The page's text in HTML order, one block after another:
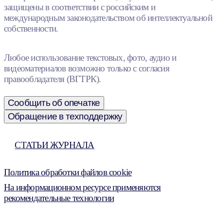
защищены в соответствии с российским и
международным законодательством об интеллектуальной
собственности.
Любое использование текстовых, фото, аудио и
видеоматериалов возможно только с согласия
правообладателя (ВГТРК).
Сообщить об опечатке
Обращение в техподдержку
СТАТЬИ ЖУРНАЛА
Политика обработки файлов cookie
На информационном ресурсе применяются
рекомендательные технологии